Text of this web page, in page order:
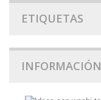
ETIQUETAS
INFORMACIÓN